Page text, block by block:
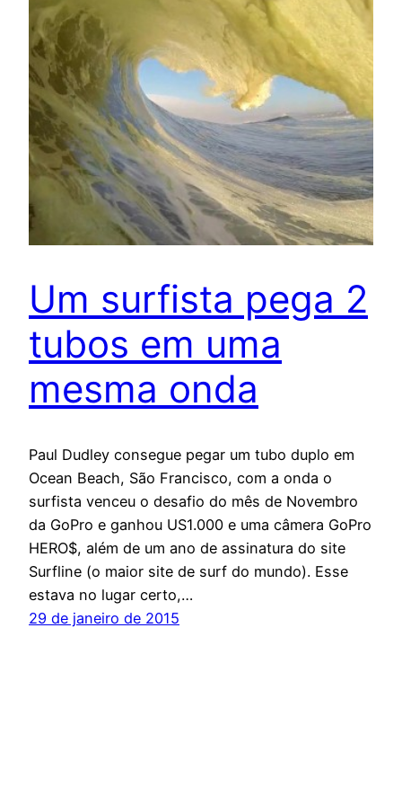
Um surfista pega 2
tubos em uma
mesma onda
Paul Dudley consegue pegar um tubo duplo em
Ocean Beach, São Francisco, com a onda o
surfista venceu o desafio do mês de Novembro
da GoPro e ganhou US1.000 e uma câmera GoPro
HERO$, além de um ano de assinatura do site
Surfline (o maior site de surf do mundo). Esse
estava no lugar certo,…
29 de janeiro de 2015